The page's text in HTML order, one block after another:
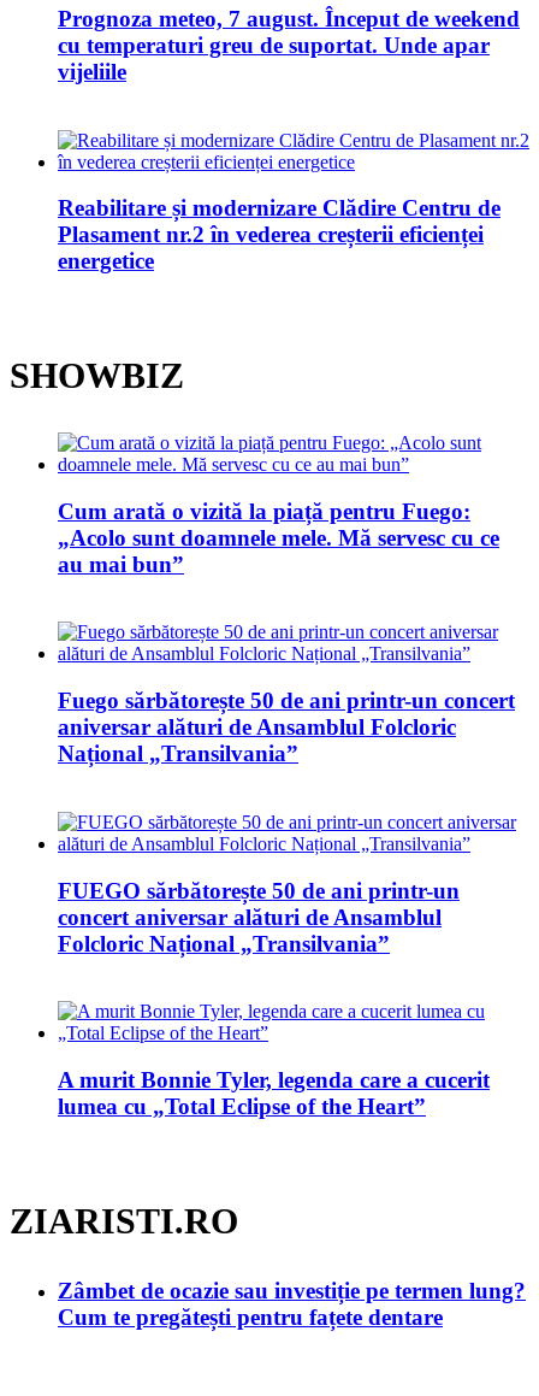
Prognoza meteo, 7 august. Început de weekend
cu temperaturi greu de suportat. Unde apar
vijeliile
Reabilitare și modernizare Clădire Centru de
Plasament nr.2 în vederea creșterii eficienței
energetice
SHOWBIZ
Cum arată o vizită la piață pentru Fuego:
„Acolo sunt doamnele mele. Mă servesc cu ce
au mai bun”
Fuego sărbătorește 50 de ani printr-un concert
aniversar alături de Ansamblul Folcloric
Național „Transilvania”
FUEGO sărbătorește 50 de ani printr-un
concert aniversar alături de Ansamblul
Folcloric Național „Transilvania”
A murit Bonnie Tyler, legenda care a cucerit
lumea cu „Total Eclipse of the Heart”
ZIARISTI.RO
Zâmbet de ocazie sau investiție pe termen lung?
Cum te pregătești pentru fațete dentare